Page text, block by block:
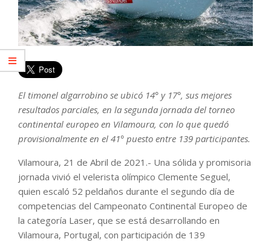
El timonel algarrobino se ubicó 14° y 17°, sus mejores
resultados parciales, en la segunda jornada del torneo
continental europeo en Vilamoura, con lo que quedó
provisionalmente en el 41° puesto entre 139 participantes.
Vilamoura, 21 de Abril de 2021.- Una sólida y promisoria
jornada vivió el velerista olímpico Clemente Seguel,
quien escaló 52 peldaños durante el segundo día de
competencias del Campeonato Continental Europeo de
la categoría Laser, que se está desarrollando en
Vilamoura, Portugal, con participación de 139